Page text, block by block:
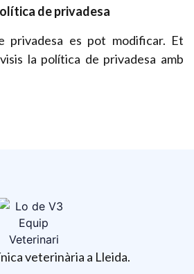
de privadesa
privadesa es pot modificar. Et
la política de privadesa amb
veterinària a Lleida.